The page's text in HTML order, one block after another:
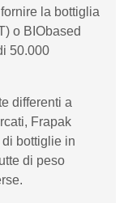
la bottiglia
o BIObased
50.000
differenti a
Frapak
bottiglie in
di peso